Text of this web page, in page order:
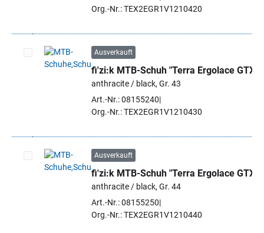
Org.-Nr.: TEX2EGR1V1210420
Artikel auswählen
Ausverkauft
fi'zi:k MTB-Schuh "Terra Ergolace GTX"
anthracite / black, Gr. 43
Art.-Nr.: 08155240
Org.-Nr.: TEX2EGR1V1210430
Artikel auswählen
Ausverkauft
fi'zi:k MTB-Schuh "Terra Ergolace GTX"
anthracite / black, Gr. 44
Art.-Nr.: 08155250
Org.-Nr.: TEX2EGR1V1210440